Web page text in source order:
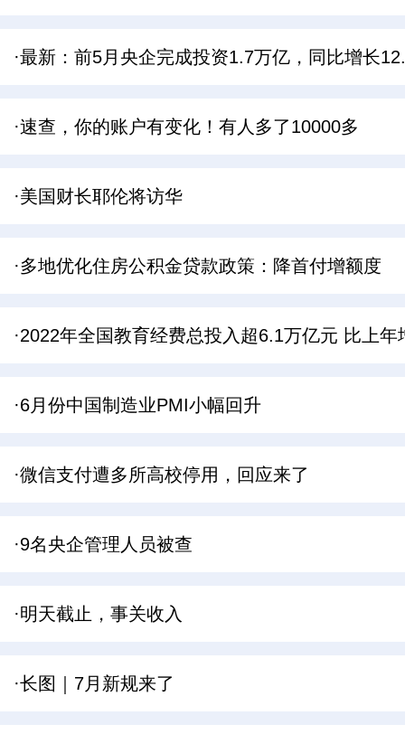
·最新：前5月央企完成投资1.7万亿，同比增长
·速查，你的账户有变化！有人多了10000多
·美国财长耶伦将访华
·多地优化住房公积金贷款政策：降首付增额度
·2022年全国教育经费总投入超6.1万亿元 比上年
·6月份中国制造业PMI小幅回升
·微信支付遭多所高校停用，回应来了
·9名央企管理人员被查
·明天截止，事关收入
·长图｜7月新规来了